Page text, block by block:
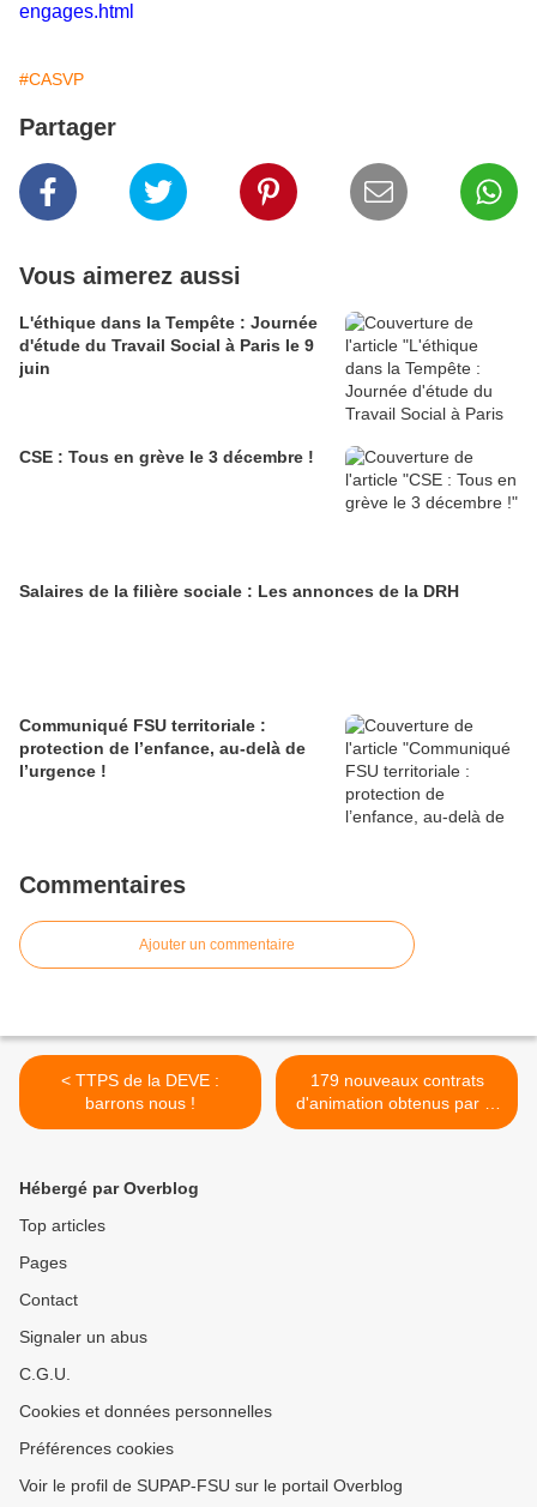
engages.html
#CASVP
Partager
Vous aimerez aussi
L'éthique dans la Tempête : Journée
d'étude du Travail Social à Paris le 9
juin
CSE : Tous en grève le 3 décembre !
Salaires de la filière sociale : Les annonces de la DRH
Communiqué FSU territoriale :
protection de l’enfance, au-delà de
l’urgence !
Commentaires
Ajouter un commentaire
< TTPS de la DEVE :
barrons nous !
179 nouveaux contrats
d'animation obtenus par le
SUPAP-FSU pour la
Hébergé par Overblog
Top articles
Pages
Contact
Signaler un abus
C.G.U.
Cookies et données personnelles
Préférences cookies
Voir le profil de SUPAP-FSU sur le portail Overblog